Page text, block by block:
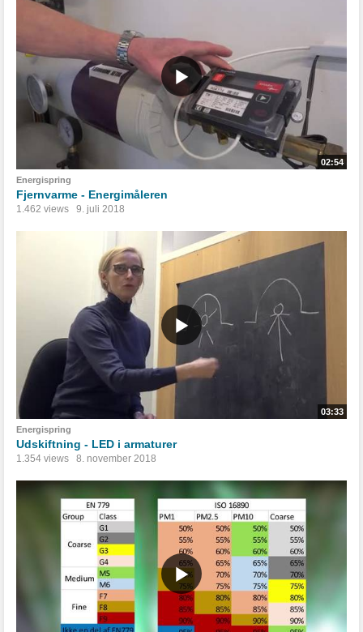
02:54
Energispring
Fjernvarme - Energimåleren
1.462 views 9. juli 2018
03:33
Energispring
Udskiftning - LED i armaturer
1.354 views 8. november 2018